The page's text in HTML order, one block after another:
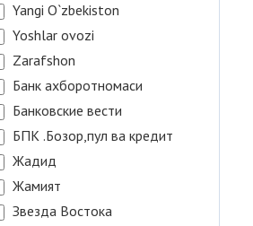
Yangi O`zbekiston
Yoshlar ovozi
Zarafshon
Банк ахборотномаси
Банковские вести
БПК .Бозор,пул ва кредит
Жадид
Жамият
Звезда Востока